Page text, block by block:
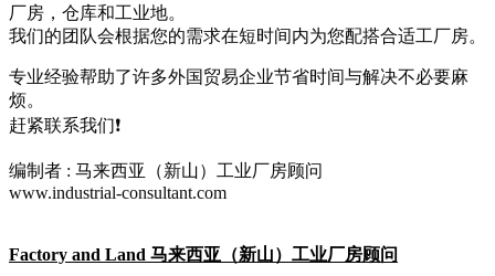
厂房，仓库和工业地。
我们的团队会根据您的需求在短时间内为您配搭合适工厂房。
专业经验帮助了许多外国贸易企业节省时间与解决不必要麻
烦。
赶紧联系我们❗
编制者 : 马来西亚（新山）工业厂房顾问
www.industrial-consultant.com
Factory and Land 马来西亚（新山）工业厂房顾问